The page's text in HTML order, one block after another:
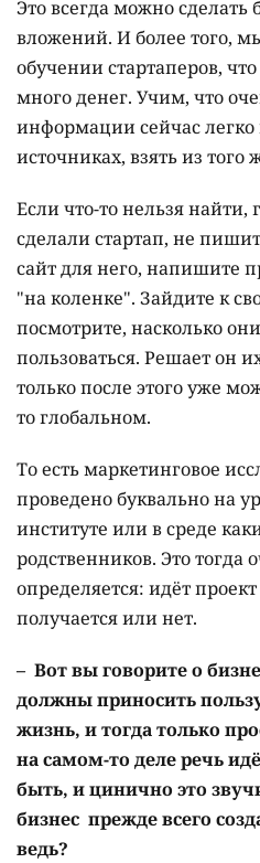
Это всегда можно сделать
вложений. И более того,
обучении стартаперов,
много денег. Учим, что
информации сейчас
источниках, взять из того
Если что-то нельзя найти,
сделали стартап, не
сайт для него, напишите
"на коленке". Зайдите к
посмотрите, насколько
пользоваться. Решает он
только после этого уже
то глобальном.
То есть маркетинговое
проведено буквально на
институте или в среде
родственников. Это тогда
определяется: идёт
получается или нет.
– Вот вы говорите о
должныприносить
жизнь, итогдатолько
насамом-то делеречь
быть, ицинично это
бизнес преждевсего
ведь?